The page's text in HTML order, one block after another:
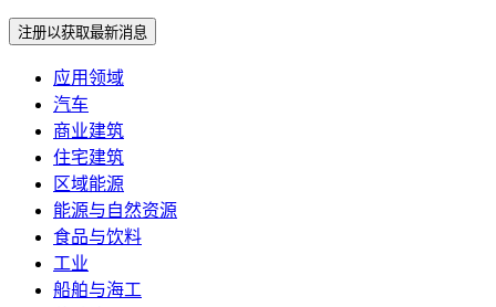
注册以获取最新消息
应用领域
汽车
商业建筑
住宅建筑
区域能源
能源与自然资源
食品与饮料
工业
船舶与海工